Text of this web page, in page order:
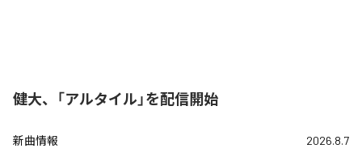
健大、「アルタイル」を配信開始
新曲情報 2026.8.7